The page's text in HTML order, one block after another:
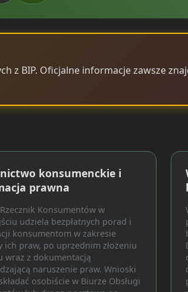
z BIP. Oficjalne informacje zawsze
konsumenckie i
prawna
Konsumentów w
udziela bezpłatnych porad i
konsumentom w zakresie
ich praw, po uprzednim złożeniu
wraz z dokumentacją
naruszenie praw. Wnioski
osobiście w Biurze Obsługi